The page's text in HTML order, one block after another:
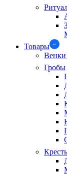
Товары
Венки
Гробы